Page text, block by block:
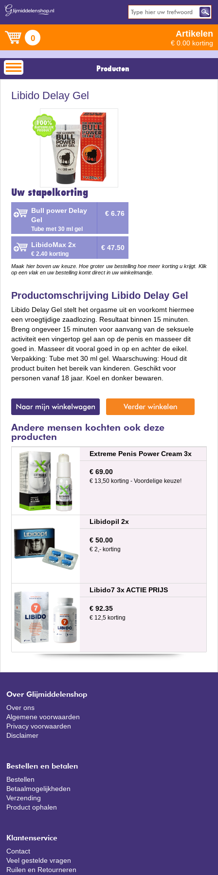
0 Artikelen
€ 0.00 korting
Producten
Libido Delay Gel
Uw stapelkorting
Bull power Delay
Gel
Tube met 30 ml gel
€ 6.76
LibidoMax 2x
€ 2.40 korting
€ 47.50
Maak hier boven uw keuze. Hoe groter uw bestelling hoe meer korting u krijgt. Klik
op een vlak en uw bestelling komt direct in uw winkelmandje.
Productomschrijving Libido Delay Gel
Libido Delay Gel stelt het orgasme uit en voorkomt hiermee
een vroegtijdige zaadlozing. Resultaat binnen 15 minuten.
Breng ongeveer 15 minuten voor aanvang van de seksuele
activiteit een vingertop gel aan op de penis en masseer dit
goed in. Masseer dit vooral goed in op en achter de eikel.
Verpakking: Tube met 30 ml gel. Waarschuwing: Houd dit
product buiten het bereik van kinderen. Geschikt voor
personen vanaf 18 jaar. Koel en donker bewaren.
Andere mensen kochten ook deze
producten
Extreme Penis Power Cream 3x
€ 69.00
€ 13,50 korting - Voordelige keuze!
Libidopil 2x
€ 50.00
€ 2,- korting
Libido7 3x ACTIE PRIJS
€ 92.35
€ 12,5 korting
Over Glijmiddelenshop
Over ons
Algemene voorwaarden
Privacy voorwaarden
Disclaimer
Bestellen en betalen
Bestellen
Betaalmogelijkheden
Verzending
Product ophalen
Klantenservice
Contact
Veel gestelde vragen
Ruilen en Retourneren